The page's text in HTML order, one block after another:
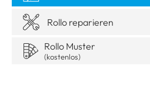
Rollo reparieren
Rollo Muster
(kostenlos)